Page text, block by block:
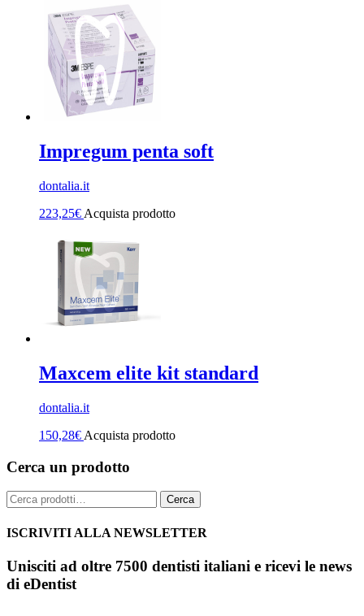
Impregum penta soft
dontalia.it
223,25€ Acquista prodotto
Maxcem elite kit standard
dontalia.it
150,28€ Acquista prodotto
Cerca un prodotto
Cerca: Cerca
ISCRIVITI ALLA NEWSLETTER
Unisciti ad oltre 7500 dentisti italiani e ricevi le news
di eDentist